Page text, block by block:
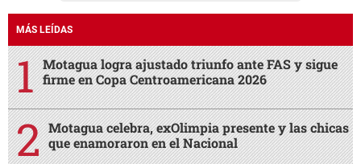
MÁS LEÍDAS
Motagua logra ajustado triunfo ante FAS y sigue
firme en Copa Centroamericana 2026
Motagua celebra, exOlimpia presente y las chicas
que enamoraron en el Nacional